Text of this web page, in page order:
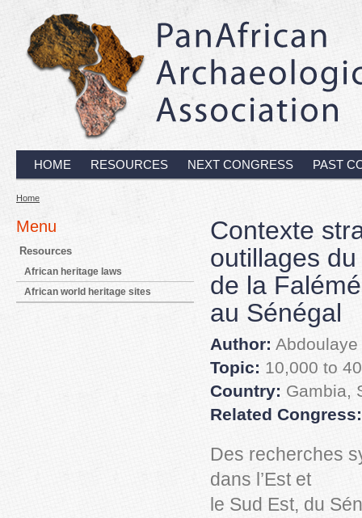
HOME RESOURCES NEXT CONGRESS PAST
Home
Menu
Resources
African heritage laws
African world heritage sites
Contexte
outillages
de la
au Sénégal
Author:
Topic: 10,000 to
Country: Gambia,
Related Congress:
Des recherches
dans l’Est et
le Sud Est, du